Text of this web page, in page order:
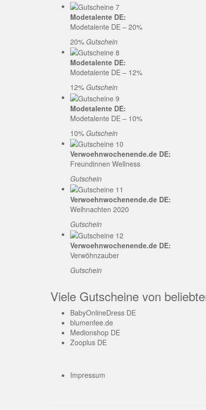
Modetalente DE:
Modetalente DE – 20%
20% Gutschein
Modetalente DE:
Modetalente DE – 12%
12% Gutschein
Modetalente DE:
Modetalente DE – 10%
10% Gutschein
Verwoehnwochenende.de DE:
Freundinnen Wellness
Gutschein
Verwoehnwochenende.de DE:
Weihnachten 2020
Gutschein
Verwoehnwochenende.de DE:
Verwöhnzauber
Gutschein
Viele Gutscheine von
BabyOnlineDress DE
blumenfee.de
Medionshop DE
Zooplus DE
Impressum